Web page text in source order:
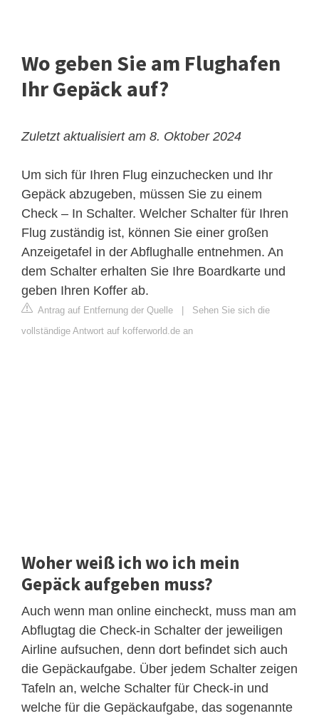
Wo geben Sie am Flughafen
Ihr Gepäck auf?
Zuletzt aktualisiert am 8. Oktober 2024
Um sich für Ihren Flug einzuchecken und Ihr
Gepäck abzugeben, müssen Sie zu einem
Check – In Schalter. Welcher Schalter für Ihren
Flug zuständig ist, können Sie einer großen
Anzeigetafel in der Abflughalle entnehmen. An
dem Schalter erhalten Sie Ihre Boardkarte und
geben Ihren Koffer ab.
Antrag auf Entfernung der Quelle
Sehen Sie sich die
vollständige Antwort auf kofferworld.de an
Woher weiß ich wo ich mein
Gepäck aufgeben muss?
Auch wenn man online eincheckt, muss man am
Abflugtag die Check-in Schalter der jeweiligen
Airline aufsuchen, denn dort befindet sich auch
die Gepäckaufgabe. Über jedem Schalter zeigen
Tafeln an, welche Schalter für Check-in und
welche für die Gepäckaufgabe, das sogenannte